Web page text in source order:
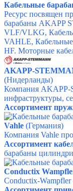
Кабельные
Ресурс посвящен
барабаны AKAPP
VLF/VLKG,
VAHLE,
HF. Моторные
AKAPP-
(Нидерланды)
Компания AKAPP-
инфраструктуры,
Ассортимент
Vahle (Германия)
Компания Vahle
Ассортимент
барабаны
Conductix
Conductix-